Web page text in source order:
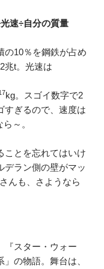
速÷自分の質量
の10％を鋼鉄が占め
兆t。光速は
kg。スゴイ数字で2
すぎるので、速度は
～。
ことを忘れてはいけ
デラン側の壁がマッ
んも、さようなら
『スター・ウォー
の物語。舞台は、